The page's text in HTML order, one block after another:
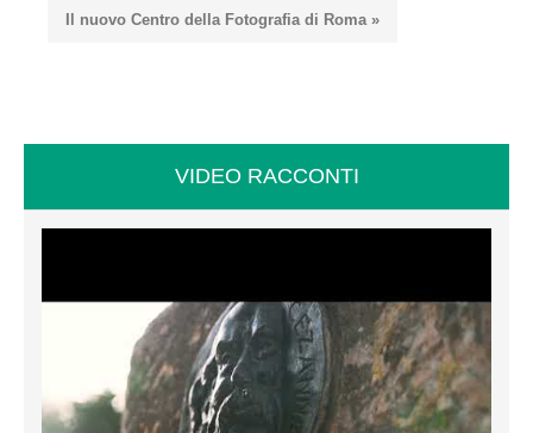
Il nuovo Centro della Fotografia di Roma »
VIDEO RACCONTI